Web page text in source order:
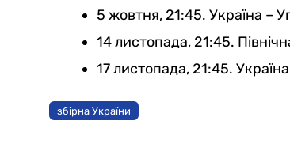
5 жовтня, 21:45. Україна –
14 листопада, 21:45.
17 листопада, 21:45. Україна
збірна України